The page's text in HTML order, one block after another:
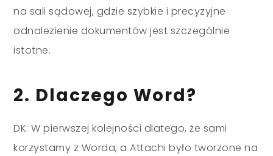
na sali sądowej, gdzie szybkie i precyzyjne
odnalezienie dokumentów jest szczególnie
istotne.
2. Dlaczego Word?
DK: W pierwszej kolejności dlatego, że sami
korzystamy z Worda, a Attachi było tworzone na